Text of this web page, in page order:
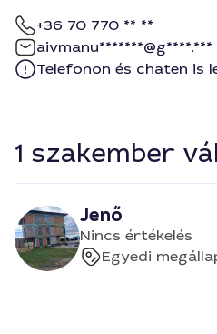
+36 70 770 ** **
aivmanu*******@g****.***
Telefonon és chaten is
1 szakember
Jenő
Nincs értékelés
Egyedi